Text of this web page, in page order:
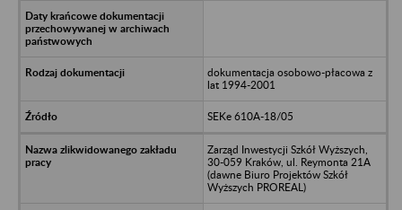
dokumentacja osobowo-płacowa z
lat 1994-2001
SEKe 610A-18/05
Zarząd Inwestycji Szkół Wyższych,
30-059 Kraków, ul. Reymonta 21A
(dawne Biuro Projektów Szkół
Wyższych PROREAL)